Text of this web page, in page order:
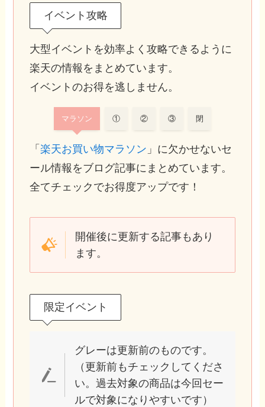
イベント攻略
大型イベントを効率よく攻略できるように
楽天の情報をまとめています。
イベントのお得を逃しません。
マラソン ① ② ③ 閉
「楽天お買い物マラソン 」に欠かせないセ
ール情報をブログ記事にまとめています。
全てチェックでお得度アップです！
開催後に更新する記事もあり
ます。
限定イベント
グレーは更新前のものです。
（更新前もチェックしてくださ
い。過去対象の商品は今回セー
ルで対象になりやすいです）